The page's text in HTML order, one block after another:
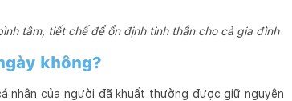
tâm, tiết chế để ổn định tinh thần cho cả gia đình
không?
nhân của người đã khuất thường được giữ nguyên